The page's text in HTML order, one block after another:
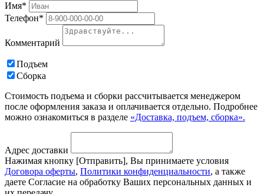
Имя*
Телефон*
Комментарий
Подъем
Сборка
Стоимость подъема и сборки рассчитывается менеджером
после оформления заказа и оплачивается отдельно. Подробнее
можно ознакомиться в разделе «Доставка, подъем, сборка».
Адрес доставки
Нажимая кнопку [Отправить], Вы принимаете условия
Договора оферты, Политики конфиденциальности, а также
даете Согласие на обработку Ваших персональных данных и